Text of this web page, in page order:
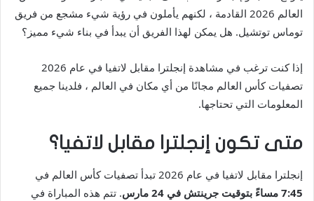
العالم 2026 القادمة ، لكنهم يأملون في رؤية شيء مشجع من فريق
توماس توتشيل. هل يمكن لهذا الفريق أن يبدأ في بناء شيء مميز؟
إذا كنت ترغب في مشاهدة إنجلترا مقابل لاتفيا في عام 2026
تصفيات كأس العالم مجانًا من أي مكان في العالم ، فلدينا جميع
المعلومات التي تحتاجها.
متى تكون إنجلترا مقابل لاتفيا؟
إنجلترا مقابل لاتفيا في عام 2026 تبدأ تصفيات كأس العالم في
7:45 مساءً بتوقيت جرينتش في 24 مارس
. تتم هذه المباراة في